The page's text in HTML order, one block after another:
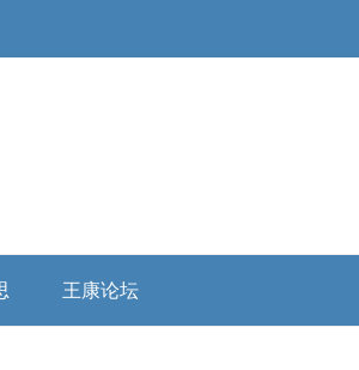
王康论坛